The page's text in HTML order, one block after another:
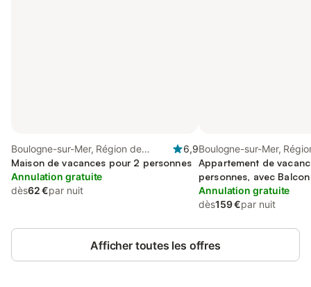
Boulogne-sur-Mer, Région de
Boulogne-sur-Mer
6,9
Maison de vacances pour 2 personnes
Annulation gratuite
dès62 €par nuit
Boulogne-sur-Mer,
Boulogne-sur-Mer
Appartement de
personnes, avec Balcon
Annulation gratuite
dès159 €par nuit
Afficher toutes les offres